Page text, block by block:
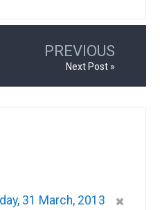
PREVIOUS
Next Post »
31 March, 2013